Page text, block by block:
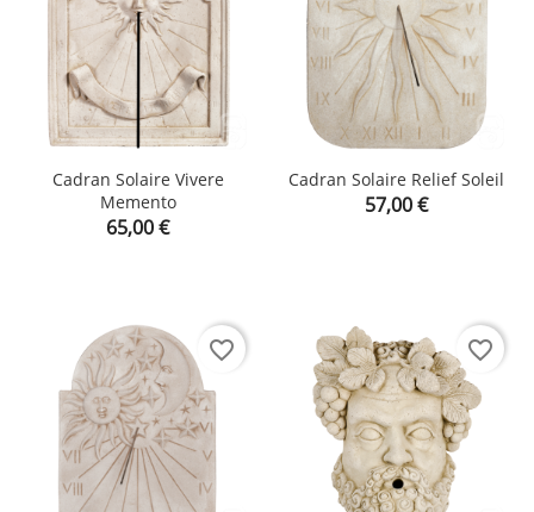
Cadran Solaire Vivere
Memento
Prix
65,00 €
Cadran Solaire Relief Soleil
Prix
57,00 €
favorite_border favorite_border